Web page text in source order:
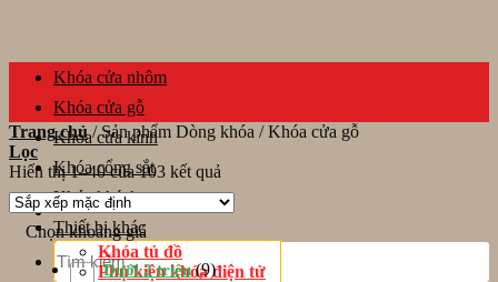
Tìm
kiếm:
Khóa cửa nhôm
Khóa cửa gỗ
Khóa cửa kính
Khóa cổng sắt
Khóa khách sạn
Thiết bị khác
Khóa tủ đồ
Phụ kiện khóa điện tử
Trang chủ /Sản phẩm Dòng khóa /Khóa cửa gỗ
Lọc
Hiển thị 1–40 của 103 kết quả
Chọn khoảng giá
Dưới 2 triệu (9)